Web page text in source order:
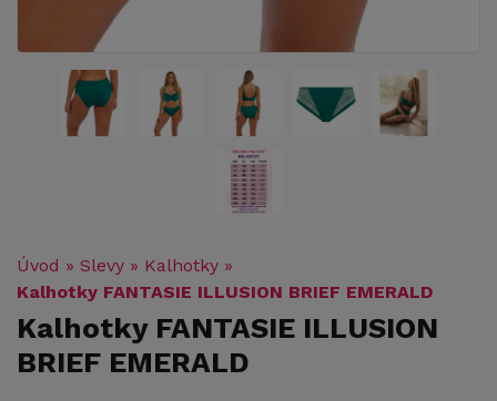
Úvod » Slevy » Kalhotky »
Kalhotky FANTASIE ILLUSION BRIEF EMERALD
Kalhotky FANTASIE ILLUSION
BRIEF EMERALD